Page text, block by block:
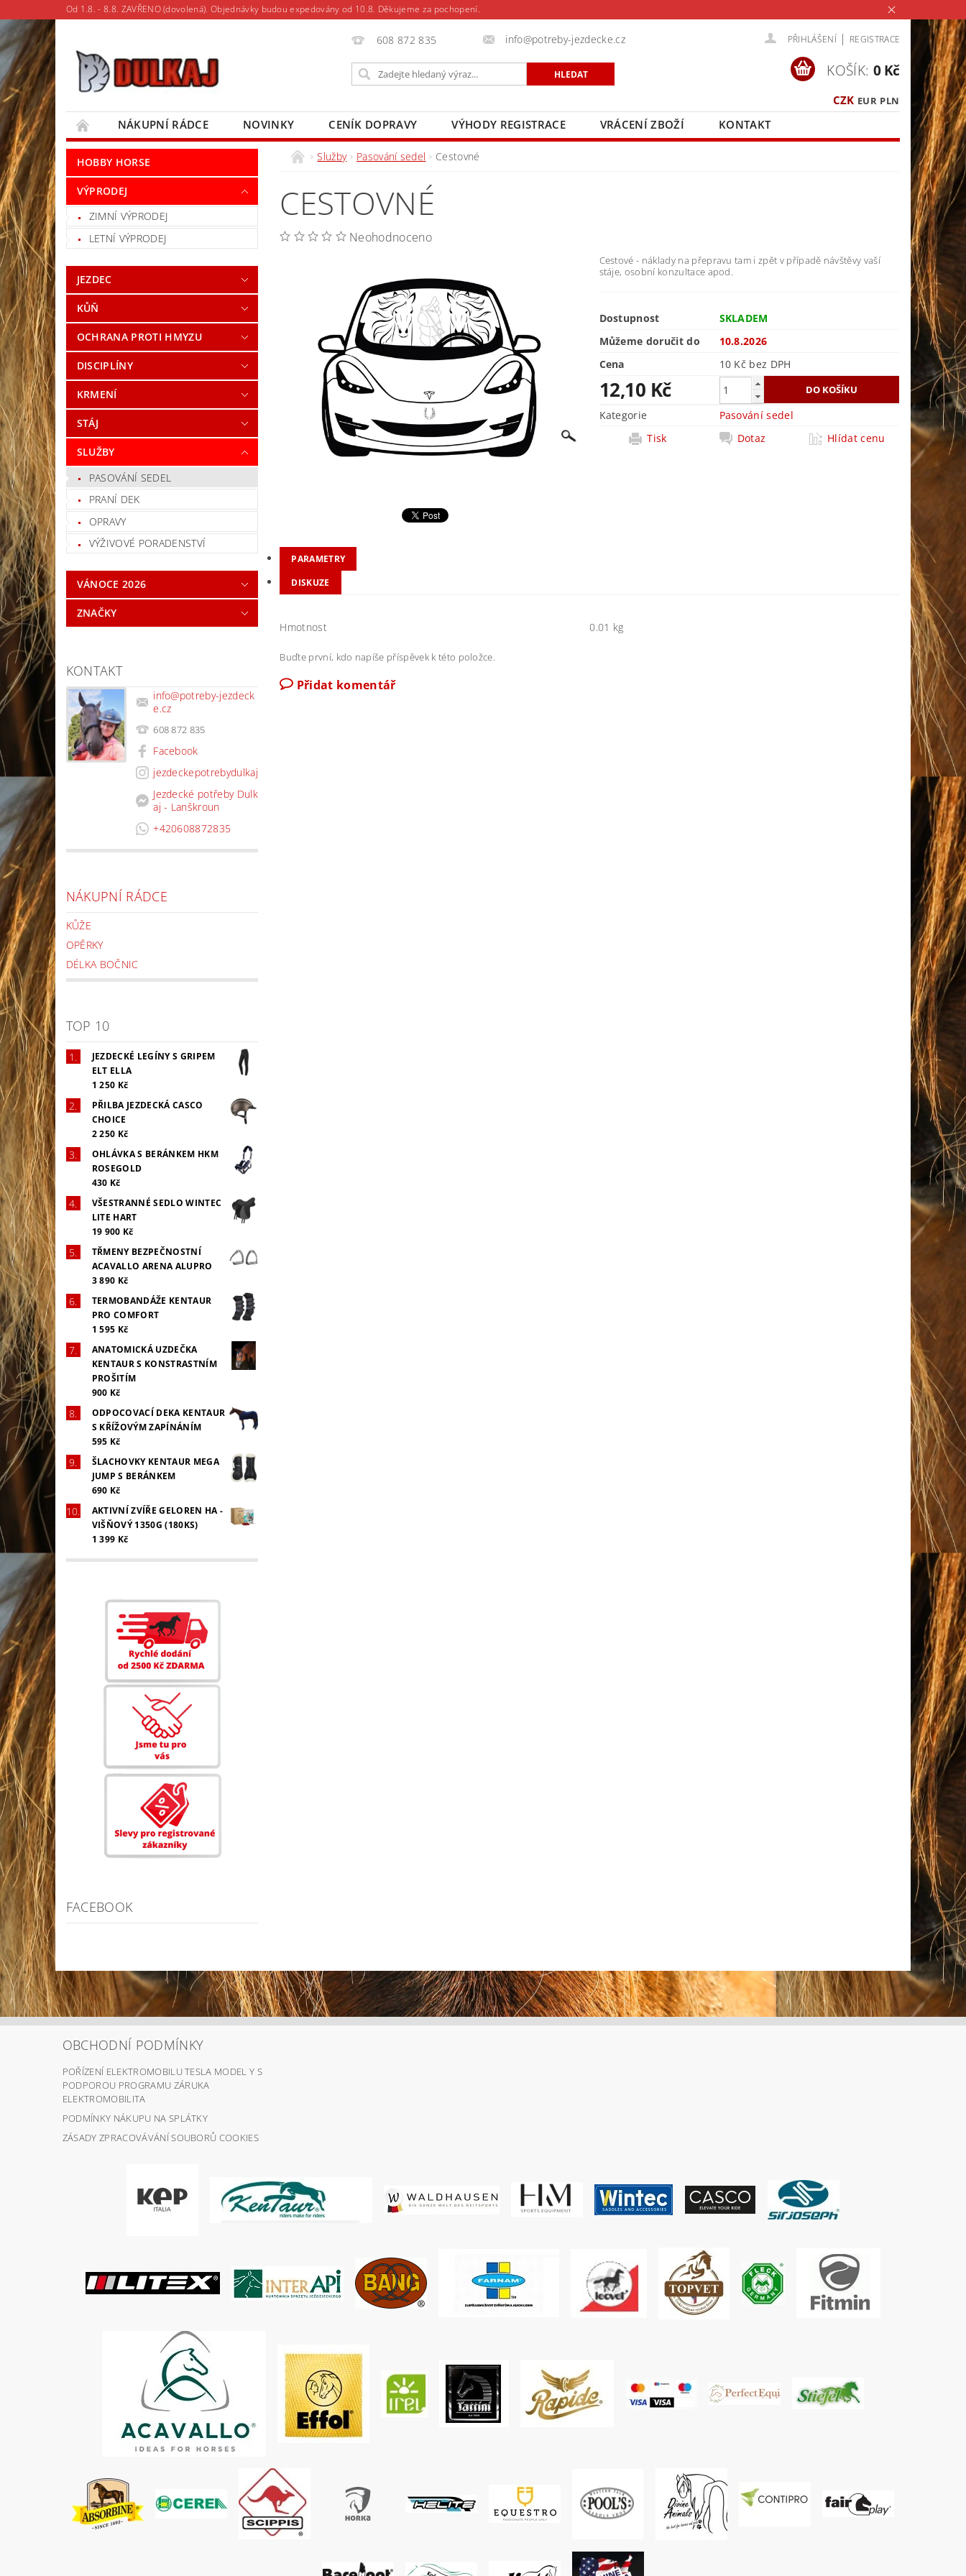
Od 1.8. - 8.8. ZAVŘENO (dovolená). Objednávky budou expedovány od 10.8. Děkujeme za pochopení.
608 872 835 info@potreby-jezdecke.cz PŘIHLÁŠENÍ | REGISTRACE
CZK EUR PLN
KOŠÍK: 0 Kč
NÁKUPNÍ RÁDCE NOVINKY CENÍK DOPRAVY VÝHODY REGISTRACE VRÁCENÍ ZBOŽÍ
KONTAKT
MOJE OBJEDNÁVKA
HOBBY HORSE
VÝPRODEJ
ZIMNÍ VÝPRODEJ
LETNÍ VÝPRODEJ
JEZDEC
KŮŇ
OCHRANA PROTI HMYZU
DISCIPLÍNY
KRMENÍ
STÁJ
SLUŽBY
PASOVÁNÍ SEDEL
PRANÍ DEK
OPRAVY
VÝŽIVOVÉ PORADENSTVÍ
VÁNOCE 2026
ZNAČKY
KONTAKT
info@potreby-jezdeck
e.cz
608 872 835
Facebook
jezdeckepotrebydulkaj
Jezdecké potřeby Dulk
aj - Lanškroun
+420608872835
NÁKUPNÍ RÁDCE
KŮŽE
OPĚRKY
DÉLKA BOČNIC
TOP 10
JEZDECKÉ LEGÍNY S GRIPEM
ELT ELLA
1 250 Kč
PŘILBA JEZDECKÁ CASCO
CHOICE
2 250 Kč
OHLÁVKA S BERÁNKEM HKM
ROSEGOLD
430 Kč
VŠESTRANNÉ SEDLO WINTEC
LITE HART
19 900 Kč
TŘMENY BEZPEČNOSTNÍ
ACAVALLO ARENA ALUPRO
3 890 Kč
TERMOBANDÁŽE KENTAUR
PRO COMFORT
1 595 Kč
ANATOMICKÁ UZDEČKA
KENTAUR S KONSTRASTNÍM
PROŠITÍM
900 Kč
ODPOCOVACÍ DEKA KENTAUR
S KŘÍŽOVÝM ZAPÍNÁNÍM
595 Kč
ŠLACHOVKY KENTAUR MEGA
JUMP S BERÁNKEM
690 Kč
AKTIVNÍ ZVÍŘE GELOREN HA -
VIŠŇOVÝ 1350G (180KS)
1 399 Kč
FACEBOOK
Služby Pasování sedel Cestovné
CESTOVNÉ
Neohodnoceno
Cestové - náklady na přepravu tam i zpět v případě návštěvy vaší
stáje, osobní konzultace apod.
Dostupnost
SKLADEM
Můžeme doručit do
10.8.2026
Cena
10 Kč bez DPH
12,10 Kč
Kategorie
Pasování sedel
Tisk
Dotaz Hlídat cenu
PARAMETRY
DISKUZE
Hmotnost 0.01 kg
Buďte první, kdo napíše příspěvek k této položce.
Přidat komentář
OBCHODNÍ PODMÍNKY
POŘÍZENÍ ELEKTROMOBILU TESLA MODEL Y S
PODPOROU PROGRAMU ZÁRUKA
ELEKTROMOBILITA
PODMÍNKY NÁKUPU NA SPLÁTKY
ZÁSADY ZPRACOVÁVÁNÍ SOUBORŮ COOKIES